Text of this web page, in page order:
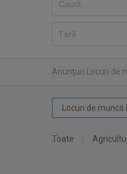
Anunţuri Locuri de
Locuri de
Toate